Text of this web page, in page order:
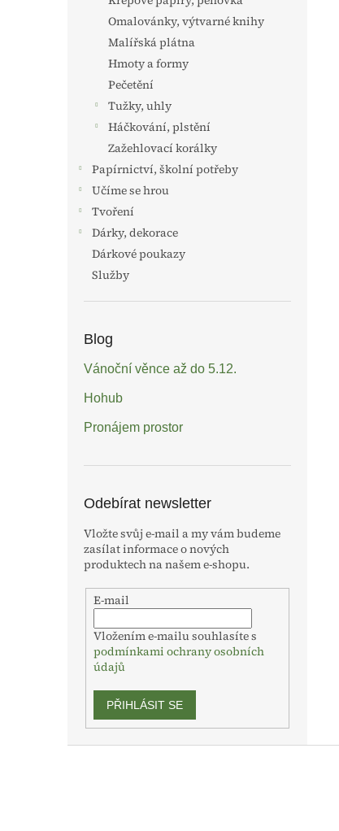
Omalovánky, výtvarné knihy
Malířská plátna
Hmoty a formy
Pečetění
Tužky, uhly
Háčkování, plstění
Zažehlovací korálky
Papírnictví, školní potřeby
Učíme se hrou
Tvoření
Dárky, dekorace
Dárkové poukazy
Služby
Blog
Vánoční věnce až do 5.12.
Hohub
Pronájem prostor
Odebírat newsletter
Vložte svůj e-mail a my vám budeme
zasílat informace o nových
produktech na našem e-shopu.
E-mail
Vložením e-mailu souhlasíte s
podmínkami ochrany osobních
údajů
PŘIHLÁSIT SE